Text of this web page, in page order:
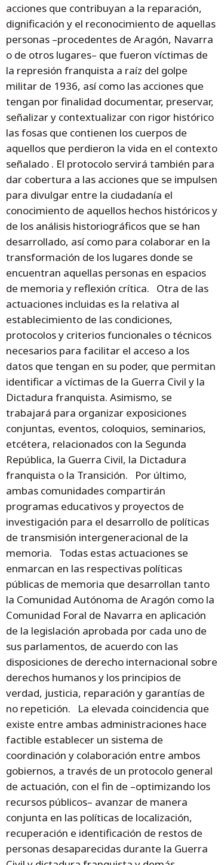
acciones que contribuyan a la reparación,
dignificación y el reconocimiento de aquellas
personas –procedentes de Aragón, Navarra
o de otros lugares– que fueron víctimas de
la represión franquista a raíz del golpe
militar de 1936, así como las acciones que
tengan por finalidad documentar, preservar,
señalizar y contextualizar con rigor histórico
las fosas que contienen los cuerpos de
aquellos que perdieron la vida en el contexto
señalado . El protocolo servirá también para
dar cobertura a las acciones que se impulsen
para divulgar entre la ciudadanía el
conocimiento de aquellos hechos históricos y
de los análisis historiográficos que se han
desarrollado, así como para colaborar en la
transformación de los lugares donde se
encuentran aquellas personas en espacios
de memoria y reflexión crítica. Otra de las
actuaciones incluidas es la relativa al
establecimiento de las condiciones,
protocolos y criterios funcionales o técnicos
necesarios para facilitar el acceso a los
datos que tengan en su poder, que permitan
identificar a víctimas de la Guerra Civil y la
Dictadura franquista. Asimismo, se
trabajará para organizar exposiciones
conjuntas, eventos, coloquios, seminarios,
etcétera, relacionados con la Segunda
República, la Guerra Civil, la Dictadura
franquista o la Transición. Por último,
ambas comunidades compartirán
programas educativos y proyectos de
investigación para el desarrollo de políticas
de transmisión intergeneracional de la
memoria. Todas estas actuaciones se
enmarcan en las respectivas políticas
públicas de memoria que desarrollan tanto
la Comunidad Autónoma de Aragón como la
Comunidad Foral de Navarra en aplicación
de la legislación aprobada por cada uno de
sus parlamentos, de acuerdo con las
disposiciones de derecho internacional sobre
derechos humanos y los principios de
verdad, justicia, reparación y garantías de
no repetición. La elevada coincidencia que
existe entre ambas administraciones hace
factible establecer un sistema de
coordinación y colaboración entre ambos
gobiernos, a través de un protocolo general
de actuación, con el fin de –optimizando los
recursos públicos– avanzar de manera
conjunta en las políticas de localización,
recuperación e identificación de restos de
personas desaparecidas durante la Guerra